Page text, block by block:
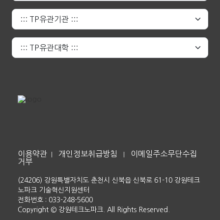
이용약관 개인정보취급방침
이메일주소무단수집
거부
(24206) 강원특별자치도 춘천시 신북읍 신북로 61-10 강원테크
노파크 기술혁신지원센터
전화번호 : 033-248-5600
Copyright © 강원테크노파크. All Rights Reserved.